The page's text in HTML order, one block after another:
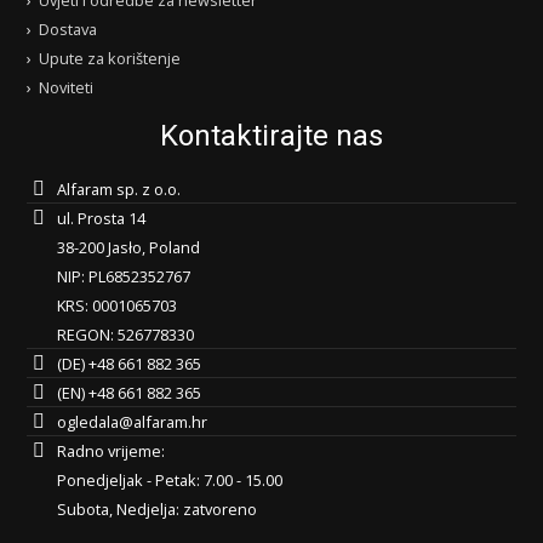
Dostava
Upute za korištenje
Noviteti
Kontaktirajte nas
Alfaram sp. z o.o.
ul. Prosta 14
38-200 Jasło, Poland
NIP: PL6852352767
KRS: 0001065703
REGON: 526778330
(DE) +48 661 882 365
(EN) +48 661 882 365
ogledala@alfaram.hr
Radno vrijeme:
Ponedjeljak - Petak: 7.00 - 15.00
Subota, Nedjelja: zatvoreno